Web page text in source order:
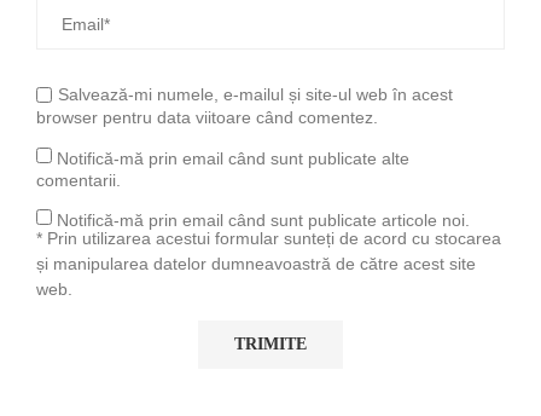
Salvează-mi numele, e-mailul și site-ul web în acest
browser pentru data viitoare când comentez.
Notifică-mă prin email când sunt publicate alte
comentarii.
Notifică-mă prin email când sunt publicate articole noi.
* Prin utilizarea acestui formular sunteți de acord cu stocarea
și manipularea datelor dumneavoastră de către acest site
web.